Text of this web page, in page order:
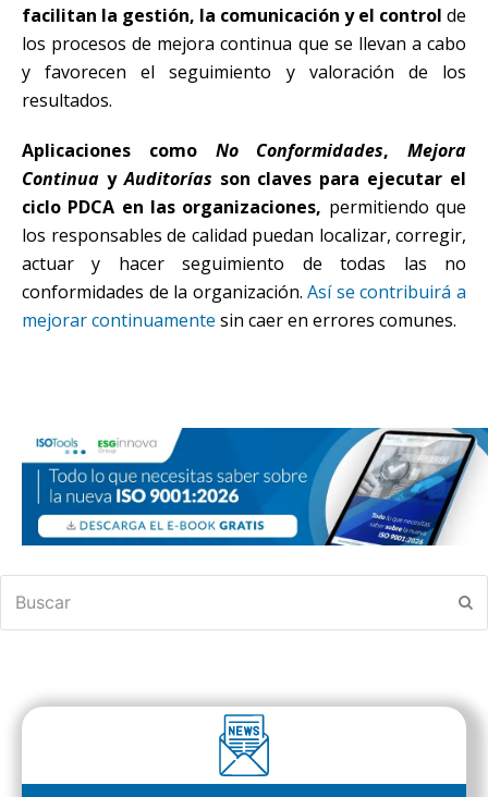
facilitan la gestión, la comunicación y el control de
los procesos de mejora continua que se llevan a cabo
y favorecen el seguimiento y valoración de los
resultados.
Aplicaciones como No Conformidades, Mejora
Continua yAuditorías son claves para ejecutar el
ciclo PDCA en las organizaciones, permitiendo que
los responsables de calidad puedan localizar, corregir,
actuar y hacer seguimiento de todas las no
conformidades de la organización.Así se contribuirá a
mejorar continuamente sin caer en errores comunes.